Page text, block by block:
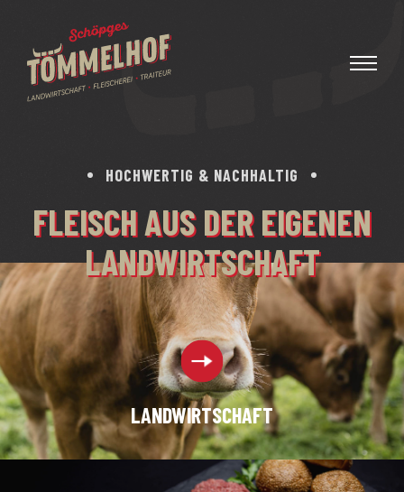
HOCHWERTIG & NACHHALTIG
FLEISCH AUS DER EIGENEN
LANDWIRTSCHAFT
LANDWIRTSCHAFT